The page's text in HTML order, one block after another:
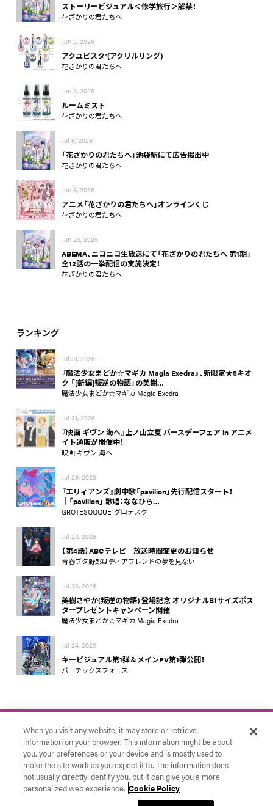
ストーリービジュアル＜修学旅行＞解禁！
花ざかりの君たちへ
Jun 3, 2026
アクユビスタ®(アクリルリング)
花ざかりの君たちへ
Jun 3, 2026
ルームミスト
花ざかりの君たちへ
Jul 6, 2026
「花ざかりの君たちへ」池袋駅にて広告掲出中
花ざかりの君たちへ
Jun 8, 2026
アニメ「花ざかりの君たちへ」オンラインくじ
花ざかりの君たちへ
Jun 29, 2026
ABEMA、ニコニコ生放送にて「花ざかりの君たちへ 第1期」
全12話の一挙配信の実施決定！
花ざかりの君たちへ
ランキング
Jul 31, 2026
『魔法少女まどか☆マギカ Magia Exedra』、新限定★5キオ
ク 「[新編]叛逆の物語」の美樹…
魔法少女まどか☆マギカ Magia Exedra
Jul 31, 2026
『映画 ギヴン 海へ』上ノ山立夏 バースデーフェア in アニメ
イト通販が開催中！
映画 ギヴン 海へ
Jul 29, 2026
『エリィアンズ』劇中歌「pavilion」先行配信スタート！
│「pavilion」 歌唱：ななひら…
GROTESQQQUE-グロテスク-
Jul 29, 2026
【第4話】ABCテレビ 放送時間変更のお知らせ
青春ブタ野郎はディアフレンドの夢を見ない
Jul 30, 2026
美樹さやか(叛逆の物語) 登場記念 オリジナルB1サイズポス
タープレゼントキャンペーン開催
魔法少女まどか☆マギカ Magia Exedra
Jul 24, 2026
キービジュアル第1弾＆メインPV第1弾公開！
バーテックスフォース
お問い合わせ アニプレックス
Cookie Settings
© Aniplex Inc. All rights reserved.
When you visit any website, it may store or retrieve
information on your browser. This information might be about
you, your preferences or your device and is mostly used to
make the site work as you expect it to. The information does
not usually directly identify you, but it can give you a more
personalized web experience. Cookie Policy